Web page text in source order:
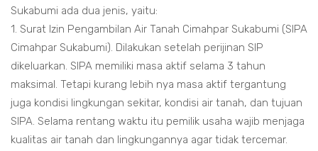
Sukabumi ada dua jenis, yaitu:
1. Surat Izin Pengambilan Air Tanah Cimahpar Sukabumi (SIPA
Cimahpar Sukabumi). Dilakukan setelah perijinan SIP
dikeluarkan. SIPA memiliki masa aktif selama 3 tahun
maksimal. Tetapi kurang lebih nya masa aktif tergantung
juga kondisi lingkungan sekitar, kondisi air tanah, dan tujuan
SIPA. Selama rentang waktu itu pemilik usaha wajib menjaga
kualitas air tanah dan lingkungannya agar tidak tercemar.